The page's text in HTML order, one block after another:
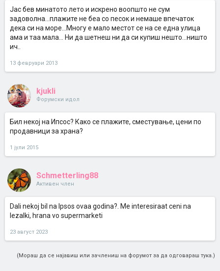
Јас бев минатото лето и искрено воопшто не сум
задоволна...плажите не беа со песок и немаше впечаток
дека си на море...Многу е мало местот се на се една улица
ама и таа мала... Ни да шетнеш ни да си купиш нешто...ништо
ич..
13 февруари 2013
kjukli
Форумски идол
Бил некој на Ипсос? Како се плажите, сместување, цени по
продавници за храна?
1 јули 2015
Schmetterling88
Активен член
Dali nekoj bil na Ipsos ovaa godina?. Me interesiraat ceni na
lezalki, hrana vo supermarketi
23 август 2023
(Мораш да се најавиш или зачлениш на форумот за да одговараш тука.)